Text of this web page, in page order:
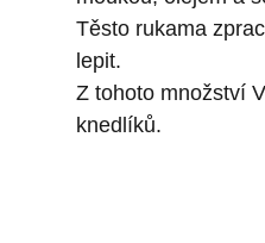
Těsto rukama
lepit.
Z tohoto množství
knedlíků.